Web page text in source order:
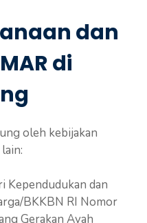
dan
di
oleh kebijakan
Kependudukan dan
BKKBN RI Nomor
Gerakan Ayah